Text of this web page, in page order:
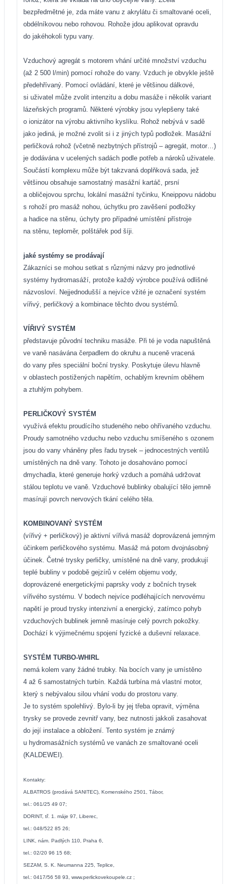
bezpředmětné je, zda máte vanu z akrylátu či smaltované oceli,
obdélníkovou nebo rohovou. Rohože jdou aplikovat opravdu
do jakéhokoli typu vany.
Vzduchový agregát s motorem vhání určité množství vzduchu
(až 2 500 l/min) pomocí rohože do vany. Vzduch je obvykle ještě
předehřívaný. Pomocí ovládání, které je většinou dálkové,
si uživatel může zvolit intenzitu a dobu masáže i několik variant
lázeňských programů. Některé výrobky jsou vylepšeny také
o ionizátor na výrobu aktivního kyslíku. Rohož nebývá v sadě
jako jediná, je možné zvolit si i z jiných typů podložek. Masážní
perličková rohož (včetně nezbytných přístrojů – agregát, motor…)
je dodávána v ucelených sadách podle potřeb a nároků uživatele.
Součástí komplexu může být takzvaná doplňková sada, jež
většinou obsahuje samostatný masážní kartáč, prsní
a obličejovou sprchu, lokální masážní tyčinku, Kneippovu nádobu
s rohoží pro masáž nohou, úchytku pro zavěšení podložky
a hadice na stěnu, úchyty pro případné umístění přístroje
na stěnu, teploměr, polštářek pod šíji.
jaké systémy se prodávají
Zákazníci se mohou setkat s různými názvy pro jednotlivé
systémy hydromasáží, protože každý výrobce používá odlišné
názvosloví. Nejjednodušší a nejvíce vžité je označení systém
vířivý, perličkový a kombinace těchto dvou systémů.
VÍŘIVÝ SYSTÉM
představuje původní techniku masáže. Při té je voda napuštěná
ve vaně nasávána čerpadlem do okruhu a nuceně vracená
do vany přes speciální boční trysky. Poskytuje úlevu hlavně
v oblastech postižených napětím, ochablým krevním oběhem
a ztuhlým pohybem.
PERLIČKOVÝ SYSTÉM
využívá efektu proudícího studeného nebo ohřívaného vzduchu.
Proudy samotného vzduchu nebo vzduchu smíšeného s ozonem
jsou do vany vháněny přes řadu trysek – jednocestných ventilů
umístěných na dně vany. Tohoto je dosahováno pomocí
dmychadla, které generuje horký vzduch a pomáhá udržovat
stálou teplotu ve vaně. Vzduchové bublinky obalující tělo jemně
masírují povrch nervových tkání celého těla.
KOMBINOVANÝ SYSTÉM
(vířivý + perličkový) je aktivní vířivá masáž doprovázená jemným
účinkem perličkového systému. Masáž má potom dvojnásobný
účinek. Četné trysky perličky, umístěné na dně vany, produkují
teplé bubliny v podobě gejzírů v celém objemu vody,
doprovázené energetickými paprsky vody z bočních trysek
vířivého systému. V bodech nejvíce podléhajících nervovému
napětí je proud trysky intenzivní a energický, zatímco pohyb
vzduchových bublinek jemně masíruje celý povrch pokožky.
Dochází k výjimečnému spojení fyzické a duševní relaxace.
SYSTÉM TURBO-WHIRL
nemá kolem vany žádné trubky. Na bocích vany je umístěno
4 až 6 samostatných turbín. Každá turbína má vlastní motor,
který s nebývalou silou vhání vodu do prostoru vany.
Je to systém spolehlivý. Bylo-li by jej třeba opravit, výměna
trysky se provede zevnitř vany, bez nutnosti jakkoli zasahovat
do její instalace a obložení. Tento systém je známý
u hydromasážních systémů ve vanách ze smaltované oceli
(KALDEWEI).
Kontakty:
ALBATROS (prodává SANITEC), Komenského 2501, Tábor,
tel.: 061/25 49 07;
DORINT, tř. 1. máje 97, Liberec,
tel.: 048/522 85 26;
LINK, nám. Padlých 110, Praha 6,
tel.: 02/20 96 15 68;
SEZAM, S. K. Neumanna 225, Teplice,
tel.: 0417/56 58 93, www.perlickovekoupele.cz ;